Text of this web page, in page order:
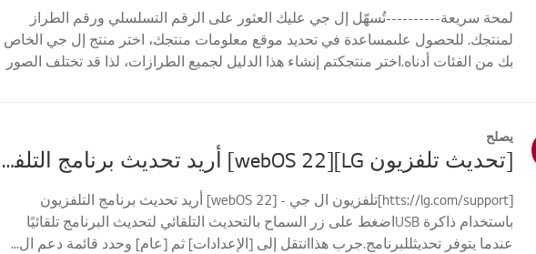
لمحة سريعة----------تُسهّل إل جي عليك العثور على الرقم التسلسلي ورقم الطراز
لمنتجك. للحصول علىمساعدة في تحديد موقع معلومات منتجك، اختر منتج إل جي الخاص
بك من الفئات أدناه.اختر منتجكتم إنشاء هذا الدليل لجميع الطرازات، لذا قد تختلف الصور
يصلح
[تحديث تلفزيون LG][webOS 22] أريد تحديث برنامج التلفزيون باستخدام ذاكرة USB
[htts://lg.com/support]تلفزيون ال جي - [webOS 22] أريد تحديث برنامج التلفزيون
باستخدام ذاكرة USBاضغط على زر السماح بالتحديث التلقائي لتحديث البرنامج تلقائيًا
عندما يتوفر تحديثللبرنامج.جرب هذاانتقل إلى [الإعدادات] ثم [عام] وحدد قائمة دعم ال...